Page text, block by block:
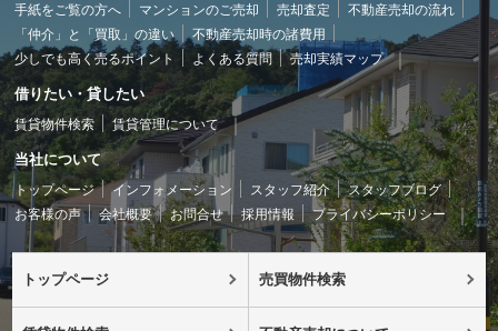
手紙をご覧の方へ マンションのご売却 売却査定
不動産売却の流れ
「仲介」と「買取」の違い
不動産売却時の諸費用
少しでも高く売るポイント
よくある質問 売却実績マップ
借りたい・貸したい
賃貸物件検索 賃貸管理について
当社について
トップページ インフォメーション スタッフ紹介
スタッフブログ
お客様の声
会社概要 お問合せ 採用情報 プライバシーポリシー
トップページ 売買物件検索